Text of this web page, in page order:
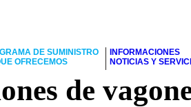
DE SUMINISTRO
OFRECEMOS
INFORMACIONES
NOTICIAS Y
de